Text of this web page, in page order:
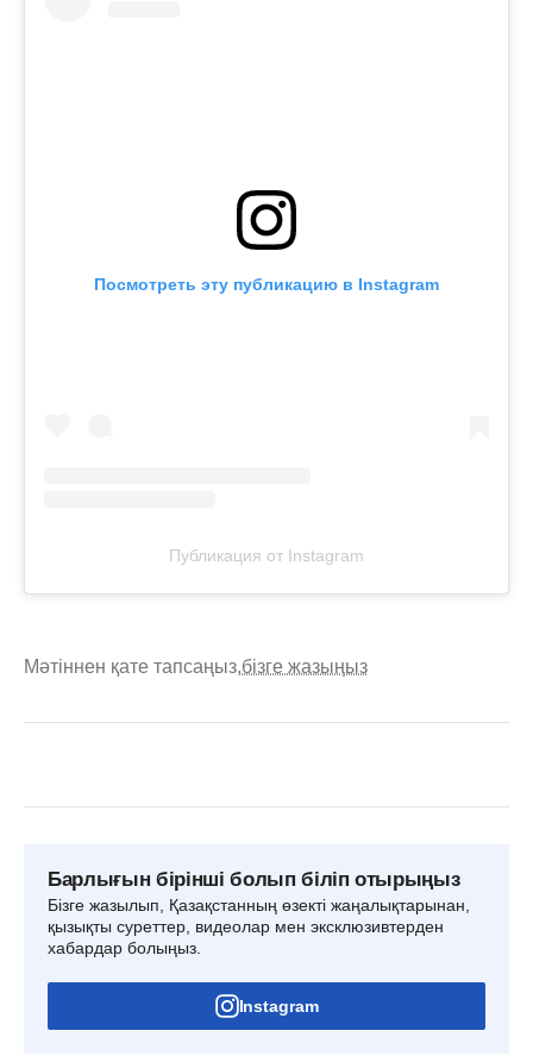
Посмотреть эту публикацию в Instagram
Публикация от Instagram
Мәтіннен қате тапсаңыз,бізге жазыңыз
Барлығын бірінші болып біліп отырыңыз
Бізге жазылып, Қазақстанның өзекті жаңалықтарынан,
қызықты суреттер, видеолар мен эксклюзивтерден
хабардар болыңыз.
Instagram